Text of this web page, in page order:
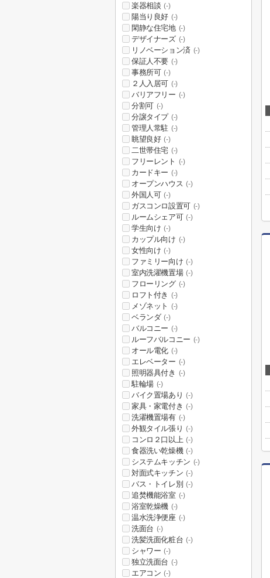
楽器相談 (-)
陽当り良好 (-)
閑静な住宅地 (-)
デザイナーズ (-)
リノベーション済 (-)
保証人不要 (-)
事務所可 (-)
２人入居可 (-)
バリアフリー (-)
分割可 (-)
分譲タイプ (-)
管理人常駐 (-)
眺望良好 (-)
二世帯住宅 (-)
フリーレント (-)
カードキー (-)
オープンハウス (-)
外国人可 (-)
ガスコンロ設置可 (-)
ルームシェア可 (-)
学生向け (-)
カップル向け (-)
女性向け (-)
ファミリー向け (-)
室内洗濯機置場 (-)
フローリング (-)
ロフト付き (-)
メゾネット (-)
ベランダ (-)
バルコニー (-)
ルーフバルコニー (-)
オール電化 (-)
エレベーター (-)
照明器具付き (-)
駐輪場 (-)
バイク置場あり (-)
家具・家電付き (-)
洗濯機置場有 (-)
外観タイル張り (-)
コンロ２口以上 (-)
食器洗い乾燥機 (-)
システムキッチン (-)
対面式キッチン (-)
バス・トイレ別 (-)
追焚機能浴室 (-)
浴室乾燥機 (-)
温水洗浄便座 (-)
洗面台 (-)
洗髪洗面化粧台 (-)
シャワー (-)
独立洗面台 (-)
エアコン (-)